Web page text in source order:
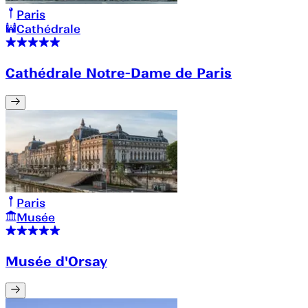
Paris
Cathédrale
Cathédrale Notre-Dame de Paris
Paris
Musée
Musée d'Orsay